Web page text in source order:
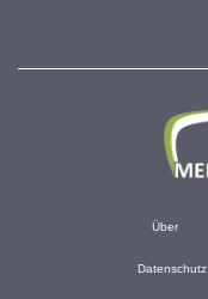
Über